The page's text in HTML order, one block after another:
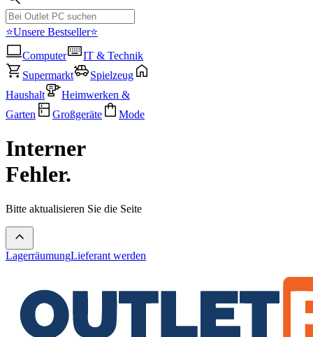
⭐Unsere Bestseller⭐
Computer
IT & Technik
Supermarkt
Spielzeug
Haushalt
Heimwerken &
Garten
Großgeräte Mode
Interner
Fehler.
Bitte aktualisieren Sie die Seite
LagerräumungLieferant werden